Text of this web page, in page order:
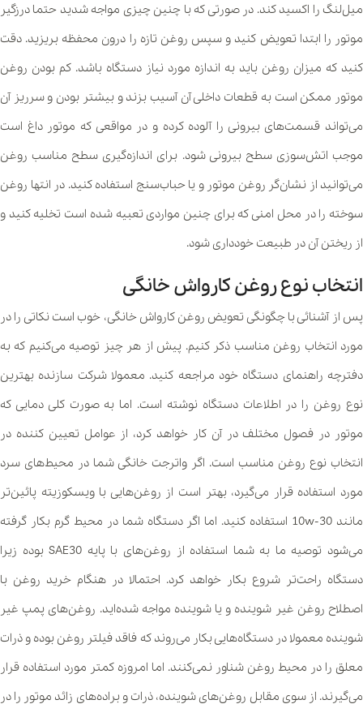
میل‌لنگ را اکسید کند. در صورتی که با چنین چیزی مواجه شدید حتما درزگیر
موتور را ابتدا تعویض کنید و سپس روغن تازه را درون محفظه بریزید. دقت
کنید که میزان روغن باید به اندازه مورد نیاز دستگاه باشد. کم بودن روغن
موتور ممکن است به قطعات داخلی آن آسیب بزند و بیشتر بودن و سرریز آن
می‌تواند قسمت‌های بیرونی را آلوده کرده و در مواقعی که موتور داغ است
موجب اتش‌سوزی سطح بیرونی شود. برای اندازه‌گیری سطح مناسب روغن
می‌توانید از نشان‌گر روغن موتور و یا حباب‌سنج استفاده کنید. در انتها روغن
سوخته را در محل امنی که برای چنین مواردی تعبیه شده است تخلیه کنید و
از ریختن آن در طبیعت خودداری شود.
انتخاب نوع روغن کارواش خانگی
پس از آشنائی با چگونگی تعویض روغن کارواش خانگی، خوب است نکاتی را در
مورد انتخاب روغن مناسب ذکر کنیم. پیش از هر چیز توصیه می‌کنیم که به
دفترچه راهنمای دستگاه خود مراجعه کنید. معمولا شرکت سازنده بهترین
نوع روغن را در اطلاعات دستگاه نوشته است. اما به صورت کلی دمایی که
موتور در فصول مختلف در آن کار خواهد کرد، از عوامل تعیین کننده در
انتخاب نوع روغن مناسب است. اگر واترجت خانگی شما در محیط‌های سرد
مورد استفاده قرار می‌گیرد، بهتر است از روغن‌هایی با ویسکوزیته پائین‌تر
مانند 10w-30 استفاده کنید. اما اگر دستگاه شما در محیط گرم بکار گرفته
می‌شود توصیه ما به شما استفاده از روغن‌های با پایه SAE30 بوده زیرا
دستگاه راحت‌تر شروع بکار خواهد کرد. احتمالا در هنگام خرید روغن با
اصطلاح روغن غیر شوینده و یا شوینده مواجه شده‌اید. روغن‌های پمپ غیر
شوینده معمولا در دستگاه‌هایی بکار می‌روند که فاقد فیلتر روغن بوده و ذرات
معلق را در محیط روغن شناور نمی‌کنند. اما امروزه کمتر مورد استفاده قرار
می‌گیرند. از سوی مقابل روغن‌های شوینده، ذرات و براده‌های زائد موتور را در